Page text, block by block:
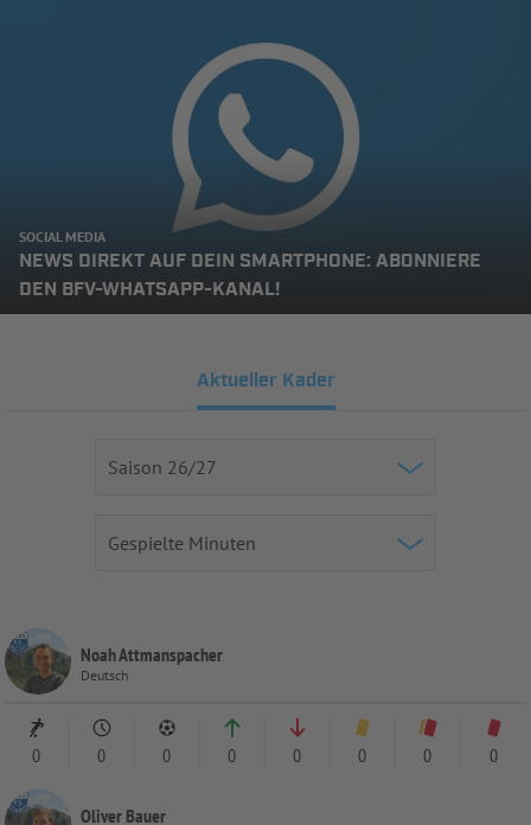
SOCIAL MEDIA
NEWS DIREKT AUF DEIN SMARTPHONE: ABONNIERE
DEN BFV-WHATSAPP-KANAL!
Aktueller Kader
Noah Attmanspacher
Deutsch
0 0 0 0 0 0 0 0
Oliver Bauer